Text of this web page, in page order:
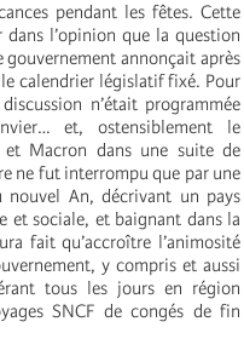
pendant les fêtes. Cette
l’opinion que la question
annonçait après
calendrier législatif fixé. Pour
n’était programmée
et, ostensiblement le
et Macron dans une suite de
ne fut interrompu que par une
An, décrivant un pays
et sociale, et baignant dans la
fait qu’accroître l’animosité
y compris et aussi
tous les jours en région
SNCF de congés de fin